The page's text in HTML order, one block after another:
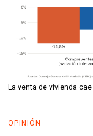
La venta de vivienda
OPINIÓN